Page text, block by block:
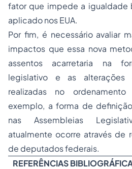
fator que impede a
aplicado nos EUA.
Por fim, é necessário avaliar
impactos que essa nova
assentos acarretaria na
legislativo e as alterações
realizadas no
exemplo, a forma de
nas Assembleias
atualmente ocorre através de
de deputados federais.
REFERÊNCIAS